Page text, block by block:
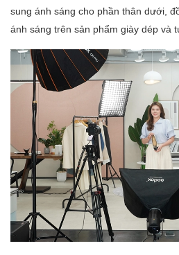
sung ánh sáng cho phần thân dưới,
ánh sáng trên sản phẩm giày dép và